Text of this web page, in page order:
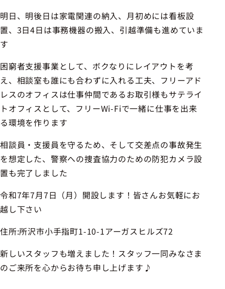
明日、明後日は家電関連の納入、月初めには看板設
置、3日4日は事務機器の搬入、引越準備も進めていま
す
困窮者支援事業として、ボクなりにレイアウトを考
え、相談室も誰にも合わずに入れる工夫、フリーアド
レスのオフィスは仕事仲間であるお取引様もサテライ
トオフィスとして、フリーWi-Fiで一緒に仕事を出来
る環境を作ります
相談員・支援員を守るため、そして交差点の事故発生
を想定した、警察への捜査協力のための防犯カメラ設
置も完了しました
令和7年7月7日（月）開設します！皆さんお気軽にお
越し下さい
住所:所沢市小手指町1-10-1アーガスヒルズ72
新しいスタッフも増えました！スタッフ一同みなさま
のご来所を心からお待ち申し上げます♪